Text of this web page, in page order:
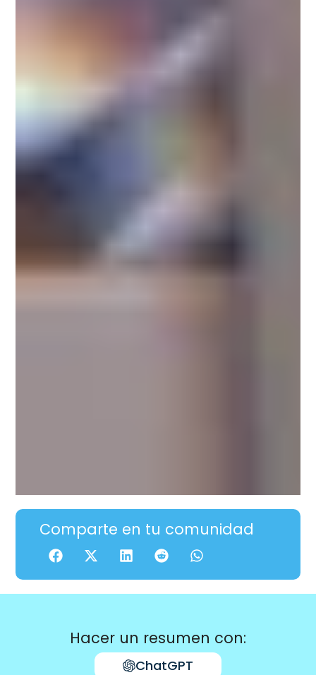
Comparte en tu comunidad
Hacer un resumen con:
ChatGPT